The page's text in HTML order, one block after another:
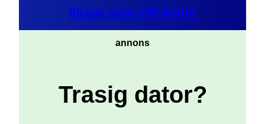
Skapa egna QR-koder
annons
Trasig dator?